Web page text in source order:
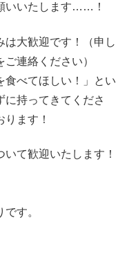
いいたします……！
は大歓迎です！（申し
連絡ください）
食べてほしい！」とい
に持ってきてくださ
ます！
て歓迎いたします！
す。